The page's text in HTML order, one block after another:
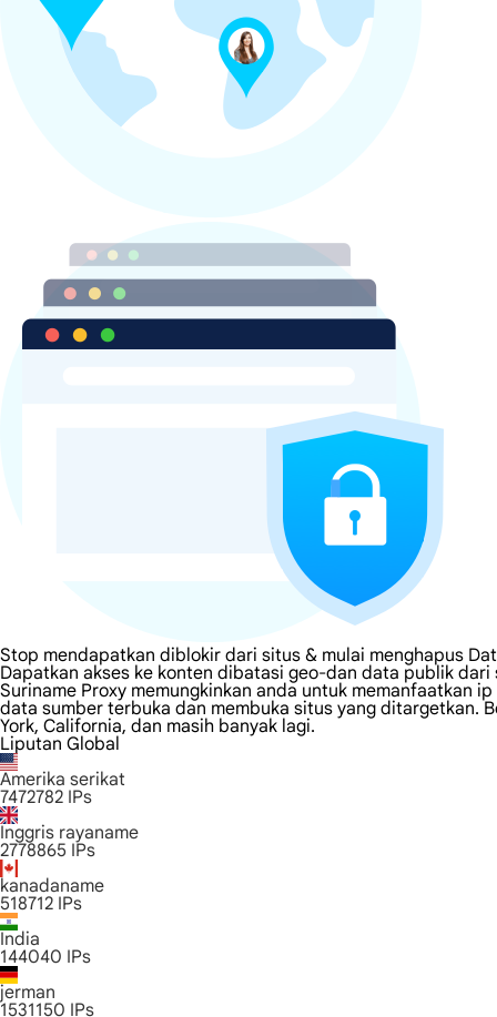
Stop mendapatkan diblokir dari situs & mulai menghapus
Dapatkan akses ke konten dibatasi geo-dan data publik dari
Suriname Proxy memungkinkan anda untuk memanfaatkan
data sumber terbuka dan membuka situs yang ditargetkan.
York, California, dan masih banyak lagi.
Liputan Global
Amerika serikat
7472782 IPs
Inggris rayaname
2778865 IPs
kanadaname
518712 IPs
India
144040 IPs
jerman
1531150 IPs